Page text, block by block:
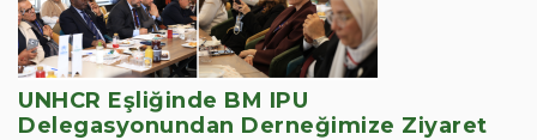
UNHCR Eşliğinde BM IPU
Delegasyonundan Derneğimize Ziyaret